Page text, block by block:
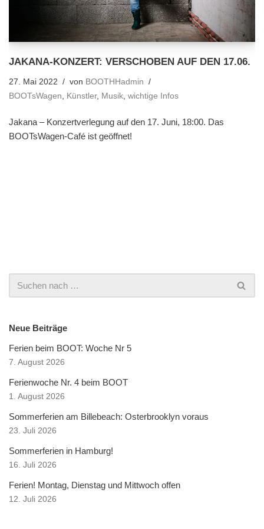
JAKANA-KONZERT: VERSCHOBEN AUF DEN 17.06.
27. Mai 2022 von BOOTHHadmin
BOOTsWagen
Künstler, Musik wichtige Infos
Jakana – Konzertverlegung auf den 17. Juni, 18:00. Das
BOOTsWagen-Café ist geöffnet!
Neue Beiträge
Ferien beim BOOT: Woche Nr 5
7. August 2026
Ferienwoche Nr. 4 beim BOOT
1. August 2026
Sommerferien am Billebeach: Osterbrooklyn voraus
23. Juli 2026
Sommerferien in Hamburg!
16. Juli 2026
Ferien! Montag, Dienstag und Mittwoch offen
12. Juli 2026